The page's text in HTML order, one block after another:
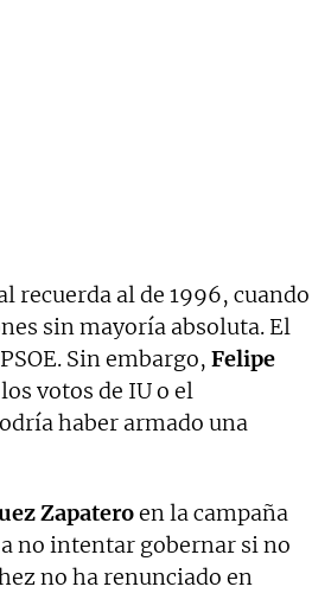
recuerda al de 1996, cuando
sin mayoría absoluta. El
Sin embargo, Felipe
votos de IU o el
haber armado una
Zapateroen la campaña
no intentar gobernar si no
no ha renunciado en